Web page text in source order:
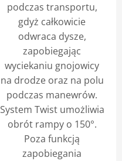
podczas transportu,
gdyż całkowicie
odwraca dysze,
zapobiegając
wyciekaniu gnojowicy
na drodze oraz na polu
podczas manewrów.
System Twist umożliwia
obrót rampy o 150°.
Poza funkcją
zapobiegania